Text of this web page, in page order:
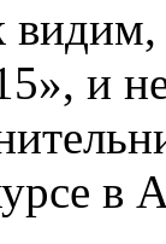
и
в